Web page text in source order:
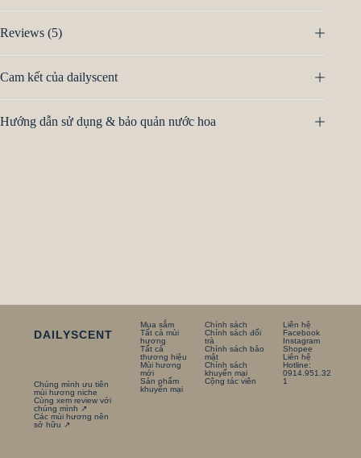
Reviews (5)
Cam kết của dailyscent
Hướng dẫn sử dụng & bảo quản nước hoa
DAILYSCENT
Chúng mình ưu tiên
mùi hương niche
Cùng xem review với
chúng mình ↗
Các mùi hương nên
sở hữu ↗
Mua sắm
Tất cả mùi
hương
Tất cả
thương hiệu
Mùi hương
mới
Sản phẩm
khuyến mại
Chính sách
Chính sách đổi
trà
Chính sách bảo
mật
Chính sách
khuyến mại
Cộng tác viên
Liên hệ
Facebook
Instagram
Shopee
Liên hệ
Hotline:
0914.951.32
1